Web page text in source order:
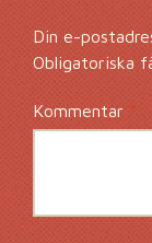
Din e-
Obligatoriska
Kommentar*